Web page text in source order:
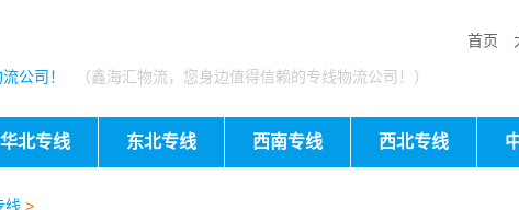
首页
公司！ （鑫海汇物流，您身边值得信赖的专线物流公司！）
华北专线 东北专线 西南专线 西北专线
线 >